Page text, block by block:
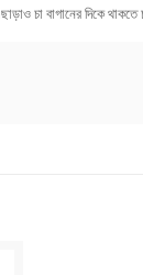
চা বাগানের দিকে